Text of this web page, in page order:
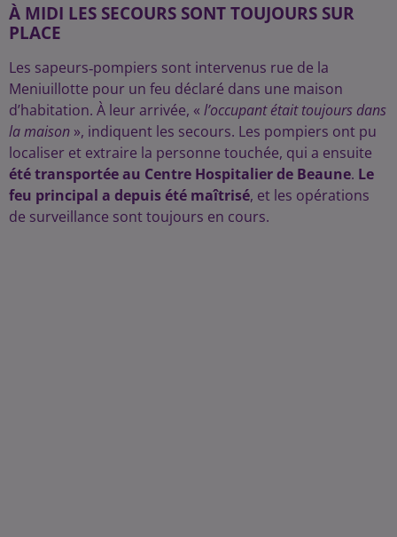
À MIDI LES SECOURS SONT TOUJOURS SUR
PLACE
Les sapeurs‑pompiers sont intervenus rue de la
Meniuillotte pour un feu déclaré dans une maison
d’habitation. À leur arrivée, « l’occupant était toujours dans
la maison », indiquent les secours. Les pompiers ont pu
localiser et extraire la personne touchée, qui a ensuite
été transportée au Centre Hospitalier de Beaune. Le
feu principal a depuis été maîtrisé, et les opérations
de surveillance sont toujours en cours.